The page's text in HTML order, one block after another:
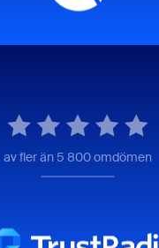
av fler än 5 800 omdömen